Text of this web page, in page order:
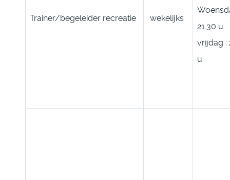
Trainer/begeleider recreatie wekelijks
21.30 u
vrijdag :
u